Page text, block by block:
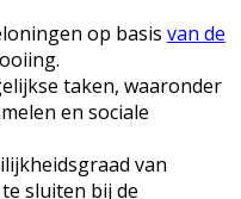
op basis van de
taken, waaronder
en sociale
van
sluiten bij de